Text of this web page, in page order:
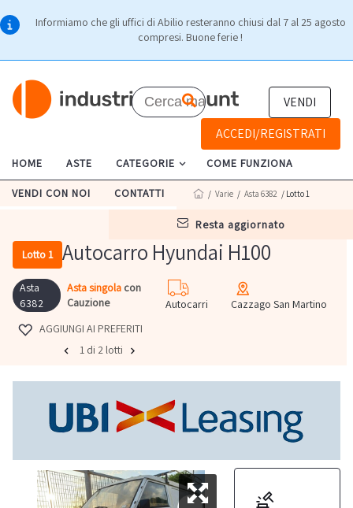
Informiamo che gli uffici di Abilio resteranno chiusi dal 7 al 25 agosto
compresi. Buone ferie !
VENDI
ACCEDI/REGISTRATI
HOME ASTE CATEGORIE COME FUNZIONA
VENDI CON NOI CONTATTI
resta aggiornato
/ Varie / Asta 6382 / Lotto 1
Lotto 1 Autocarro Hyundai H100
Asta
6382
Asta singola con
Cauzione
Autocarri
Cazzago San Martino
AGGIUNGI AI PREFERITI
1 di 2 lotti